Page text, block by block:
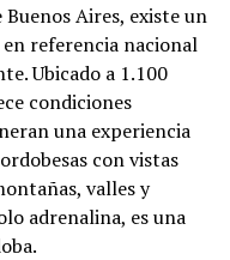
Aires, existe un
referencia nacional
Ubicado a 1.100
condiciones
una experiencia
con vistas
valles y
adrenalina, es una